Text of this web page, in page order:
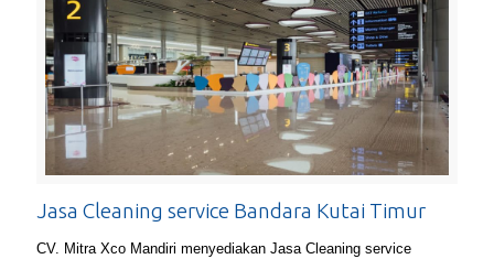
Jasa Cleaning service Bandara Kutai Timur
CV. Mitra Xco Mandiri menyediakan Jasa Cleaning service